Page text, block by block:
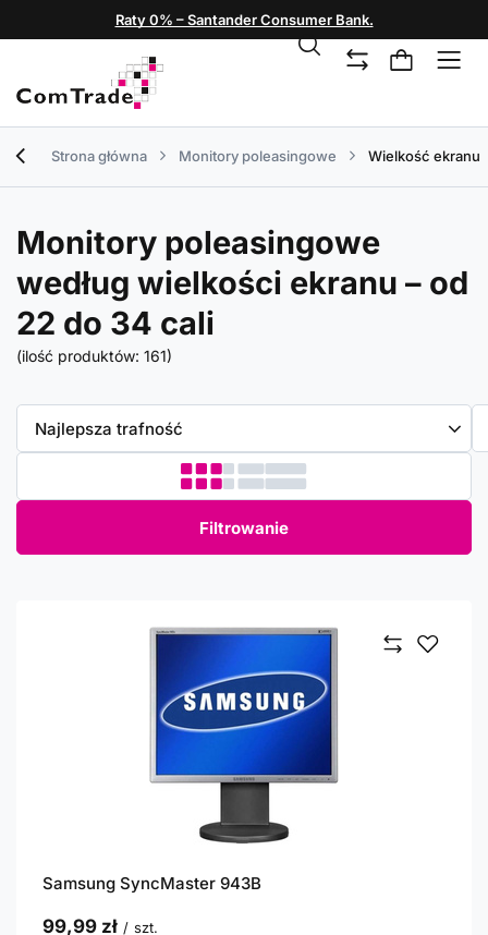
Raty 0% – Santander Consumer Bank.
Strona główna Monitory poleasingowe Wielkość ekranu
Monitory poleasingowe
według wielkości ekranu – od
22 do 34 cali
(ilość produktów: 161)
Zmień sortowanie
Najlepsza trafność
Filtrowanie
Samsung SyncMaster 943B
99,99 zł / szt.